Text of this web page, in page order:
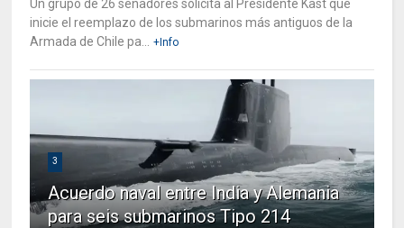
Un grupo de 26 senadores solicita al Presidente Kast que
inicie el reemplazo de los submarinos más antiguos de la
Armada de Chile pa...
+Info
3
Acuerdo naval entre India y Alemania
para seis submarinos Tipo 214